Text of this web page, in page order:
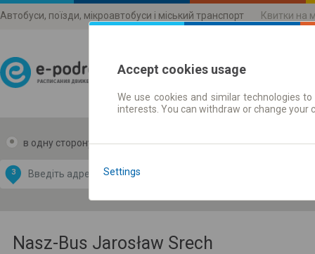
Автобуси, поїзди, мікроавтобуси і міський транспорт Квитки на
Розклади руху
в одну сторону в дві сторони
З
by
OpenStreetMap
Nasz-Bus Jarosław Srech
Accept cookies usage
We use cookies and similar technologies
interests. You can withdraw or change
Settings